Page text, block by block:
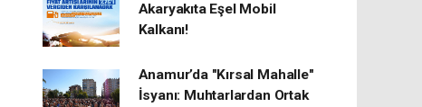
​Akaryakıta Eşel Mobil
Kalkanı!
Anamur’da "Kırsal Mahalle"
İsyanı: Muhtarlardan Ortak